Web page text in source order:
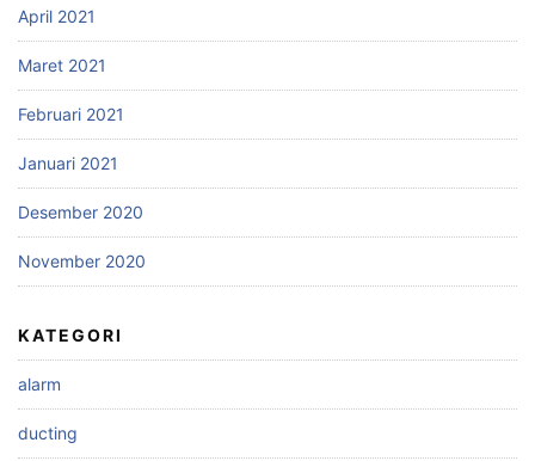
April 2021
Maret 2021
Februari 2021
Januari 2021
Desember 2020
November 2020
KATEGORI
alarm
ducting